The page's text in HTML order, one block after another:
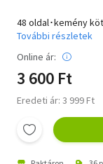
48 oldal･kemény
További részletek
Online ár:
3 600 Ft
Eredeti ár: 3 999 Ft